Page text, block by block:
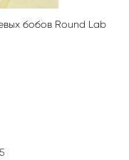
бобов Round Lab
5